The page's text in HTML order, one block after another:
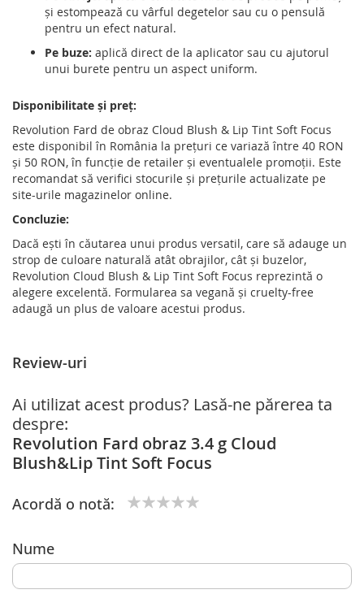
și estompează cu vârful degetelor sau cu o pensulă
pentru un efect natural.
Pe buze: aplică direct de la aplicator sau cu ajutorul
unui burete pentru un aspect uniform.
Disponibilitate și preț:
Revolution Fard de obraz Cloud Blush & Lip Tint Soft Focus
este disponibil în România la prețuri ce variază între 40 RON
și 50 RON, în funcție de retailer și eventualele promoții. Este
recomandat să verifici stocurile și prețurile actualizate pe
site-urile magazinelor online.
Concluzie:
Dacă ești în căutarea unui produs versatil, care să adauge un
strop de culoare naturală atât obrajilor, cât și buzelor,
Revolution Cloud Blush & Lip Tint Soft Focus reprezintă o
alegere excelentă. Formularea sa vegană și cruelty-free
adaugă un plus de valoare acestui produs.
Review-uri
Ai utilizat acest produs? Lasă-ne părerea ta
despre:
Revolution Fard obraz 3.4 g Cloud
Blush&Lip Tint Soft Focus
Acordă o notă:
Nume